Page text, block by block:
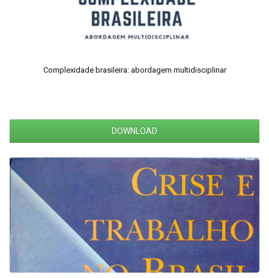
Complexidade brasileira: abordagem multidisciplinar
DOWNLOAD